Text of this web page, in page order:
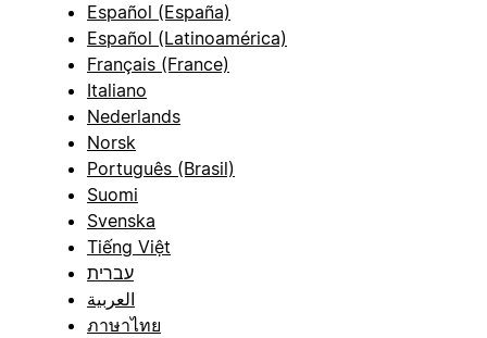
Español (España)
Español (Latinoamérica)
Français (France)
Italiano
Nederlands
Norsk
Português (Brasil)
Suomi
Svenska
Tiếng Việt
עברית
العربية
ภาษาไทย